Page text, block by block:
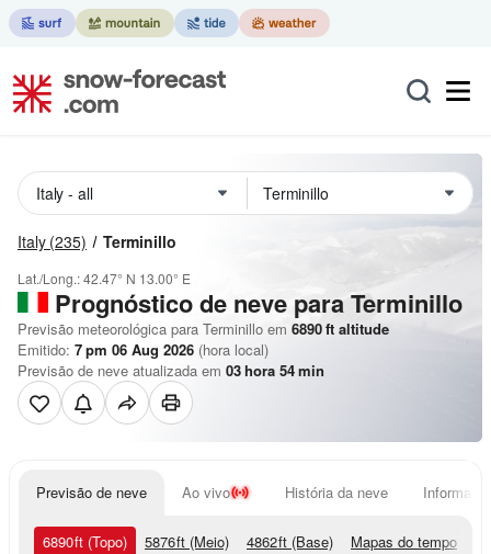
Italy (235) Terminillo
Lat./Long.:42.47° N 13.00° E
Prognóstico de neve para Terminillo
Previsão meteorológica para Terminillo em 6890ft altitude
Emitido: 7 pm 06 Aug 2026 (hora local)
Previsão de neve atualizada em 03hora 54min
Previsão de neve Ao vivo História da neve
6890ft (Topo) 5876ft (Meio) 4862ft (Base) Mapas do tempo